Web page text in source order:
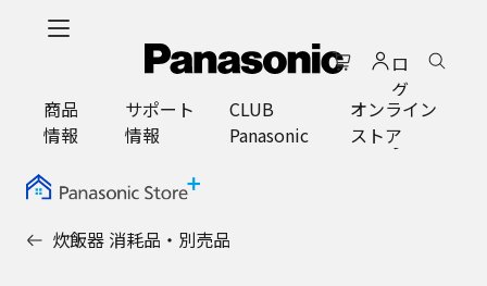
ロ
グ
イ
ン
商品
情報
サポート
情報
CLUB
Panasonic
オンライン
ストア
炊飯器 消耗品・別売品